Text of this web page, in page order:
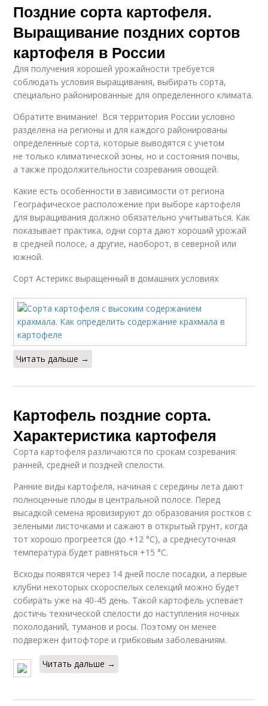
Поздние сорта картофеля.
Выращивание поздних сортов
картофеля в России
Для получения хорошей урожайности требуется
соблюдать условия выращивания, выбирать сорта,
специально районированные для определенного климата.
Обратите внимание! Вся территория России условно
разделена на регионы и для каждого районированы
определенные сорта, которые выводятся с учетом
не только климатической зоны, но и состояния почвы,
а также продолжительности созревания овощей.
Какие есть особенности в зависимости от региона
Географическое расположение при выборе картофеля
для выращивания должно обязательно учитываться. Как
показывает практика, одни сорта дают хороший урожай
в средней полосе, а другие, наоборот, в северной или
южной.
Сорт Астерикс выращенный в домашних условиях
Читать дальше →
Картофель поздние сорта.
Характеристика картофеля
Сорта картофеля различаются по срокам созревания:
ранней, средней и поздней спелости.
Ранние виды картофеля, начиная с середины лета дают
полноценные плоды в центральной полосе. Перед
высадкой семена яровизируют до образования ростков с
зелеными листочками и сажают в открытый грунт, когда
тот хорошо прогреется (до +12 °C), а среднесуточная
температура будет равняться +15 °C.
Всходы появятся через 14 дней после посадки, а первые
клубни некоторых скороспелых селекций можно будет
собирать уже на 40-45 день. Такой картофель успевает
достичь технической спелости до наступления ночных
похолоданий, туманов и росы. Поэтому он менее
подвержен фитофторе и грибковым заболеваниям.
Читать дальше →